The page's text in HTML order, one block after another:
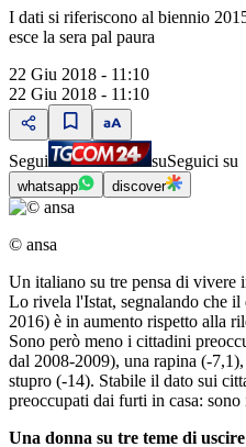
I dati si riferiscono al biennio
esce la sera pal paura
22 Giu 2018 - 11:10
22 Giu 2018 - 11:10
Segui suSeguici su
whatsapp discover
© ansa
Un italiano su tre pensa di vivere
Lo rivela l'Istat, segnalando che
2016) è in aumento rispetto alla
Sono però meno i cittadini
dal 2008-2009), una rapina (-
stupro (-14). Stabile il dato sui
preoccupati dai furti in casa:
Una donna su tre teme di